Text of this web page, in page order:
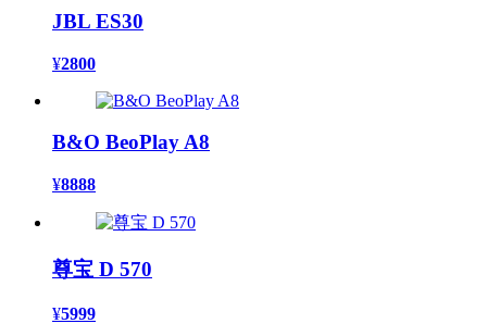
JBL ES30
¥2800
B&O BeoPlay A8
¥8888
尊宝 D 570
¥5999